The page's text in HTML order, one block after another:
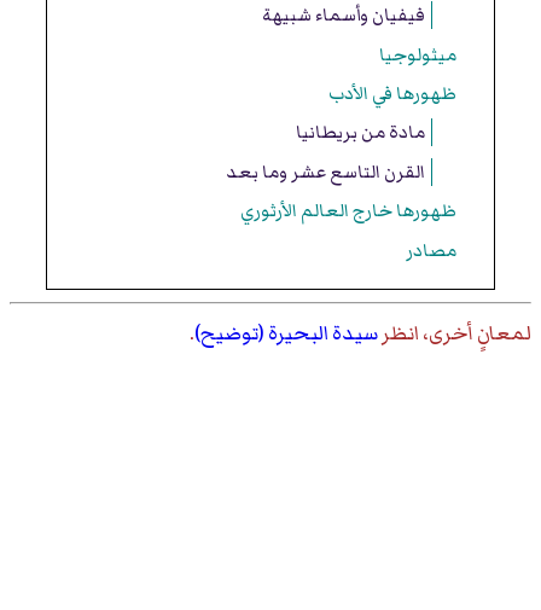
فيفيان وأسماء شبيهة
ميثولوجيا
ظهورها في الأدب
مادة من بريطانيا
القرن التاسع عشر وما بعد
ظهورها خارج العالم الأرثوري
مصادر
لمعانٍ أخرى، انظرسيدة البحيرة (توضيح).